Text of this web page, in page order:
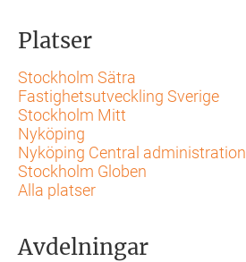
Platser
Stockholm Sätra
Fastighetsutveckling Sverige
Stockholm Mitt
Nyköping
Nyköping Central administration
Stockholm Globen
Alla platser
Avdelningar